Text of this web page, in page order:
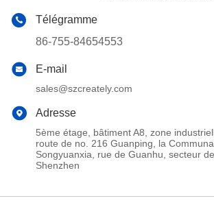
Télégramme
86-755-84654553
E-mail
sales@szcreately.com
Adresse
5ème étage, bâtiment A8, zone
route de no. 216 Guanping, la
Songyuanxia, rue de Guanhu, secteur
Shenzhen